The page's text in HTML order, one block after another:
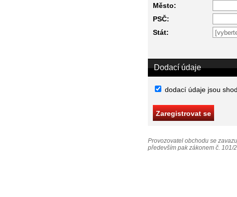
Město:
PSČ:
Stát:
Dodací údaje
dodací údaje jsou
Provozovatel obchodu se
především pak zákonem č. 101/